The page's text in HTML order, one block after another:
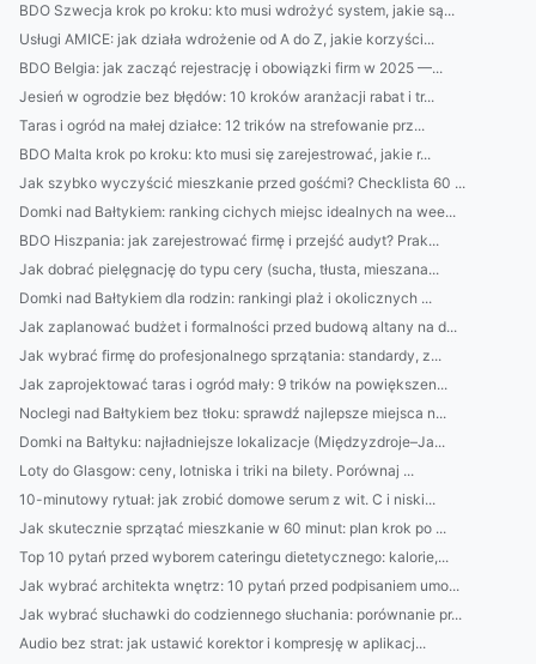
BDO Szwecja krok po kroku: kto musi wdrożyć system, jakie są...
Usługi AMICE: jak działa wdrożenie od A do Z, jakie korzyści...
BDO Belgia: jak zacząć rejestrację i obowiązki firm w 2025 —...
Jesień w ogrodzie bez błędów: 10 kroków aranżacji rabat i tr...
Taras i ogród na małej działce: 12 trików na strefowanie prz...
BDO Malta krok po kroku: kto musi się zarejestrować, jakie r...
Jak szybko wyczyścić mieszkanie przed gośćmi? Checklista 60 ...
Domki nad Bałtykiem: ranking cichych miejsc idealnych na wee...
BDO Hiszpania: jak zarejestrować firmę i przejść audyt? Prak...
Jak dobrać pielęgnację do typu cery (sucha, tłusta, mieszana...
Domki nad Bałtykiem dla rodzin: rankingi plaż i okolicznych ...
Jak zaplanować budżet i formalności przed budową altany na d...
Jak wybrać firmę do profesjonalnego sprzątania: standardy, z...
Jak zaprojektować taras i ogród mały: 9 trików na powiększen...
Noclegi nad Bałtykiem bez tłoku: sprawdź najlepsze miejsca n...
Domki na Bałtyku: najładniejsze lokalizacje (Międzyzdroje–Ja...
Loty do Glasgow: ceny, lotniska i triki na bilety. Porównaj ...
10-minutowy rytuał: jak zrobić domowe serum z wit. C i niski...
Jak skutecznie sprzątać mieszkanie w 60 minut: plan krok po ...
Top 10 pytań przed wyborem cateringu dietetycznego: kalorie,...
Jak wybrać architekta wnętrz: 10 pytań przed podpisaniem umo...
Jak wybrać słuchawki do codziennego słuchania: porównanie pr...
Audio bez strat: jak ustawić korektor i kompresję w aplikacj...